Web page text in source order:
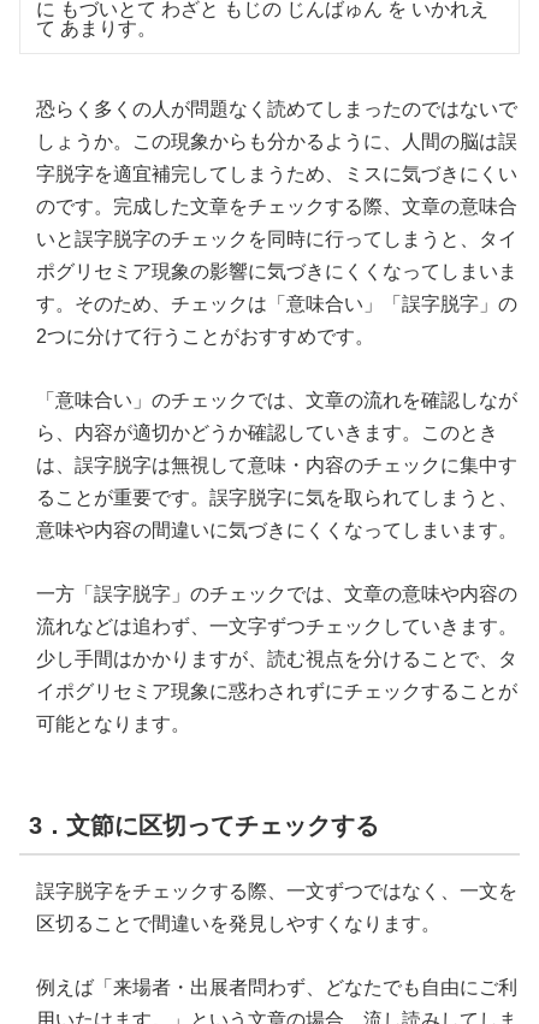
に もづいとて わざと もじの じんばゅん を いかれえ
て あまりす。
恐らく多くの人が問題なく読めてしまったのではないで
しょうか。この現象からも分かるように、人間の脳は誤
字脱字を適宜補完してしまうため、ミスに気づきにくい
のです。完成した文章をチェックする際、文章の意味合
いと誤字脱字のチェックを同時に行ってしまうと、タイ
ポグリセミア現象の影響に気づきにくくなってしまいま
す。そのため、チェックは「意味合い」「誤字脱字」の
2つに分けて行うことがおすすめです。
「意味合い」のチェックでは、文章の流れを確認しなが
ら、内容が適切かどうか確認していきます。このとき
は、誤字脱字は無視して意味・内容のチェックに集中す
ることが重要です。誤字脱字に気を取られてしまうと、
意味や内容の間違いに気づきにくくなってしまいます。
一方「誤字脱字」のチェックでは、文章の意味や内容の
流れなどは追わず、一文字ずつチェックしていきます。
少し手間はかかりますが、読む視点を分けることで、タ
イポグリセミア現象に惑わされずにチェックすることが
可能となります。
3．文節に区切ってチェックする
誤字脱字をチェックする際、一文ずつではなく、一文を
区切ることで間違いを発見しやすくなります。
例えば「来場者・出展者問わず、どなたでも自由にご利